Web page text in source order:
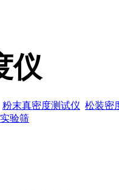
仪
粉末真密度测试仪 松装密
验筛